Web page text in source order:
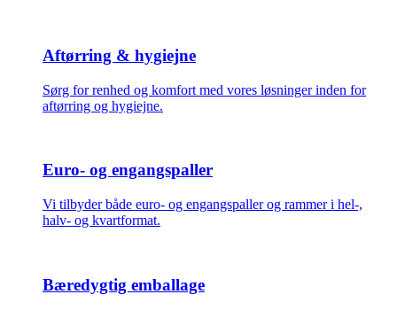
Aftørring & hygiejne
Sørg for renhed og komfort med vores løsninger inden for
aftørring og hygiejne.
Euro- og engangspaller
Vi tilbyder både euro- og engangspaller og rammer i hel-,
halv- og kvartformat.
Bæredygtig emballage